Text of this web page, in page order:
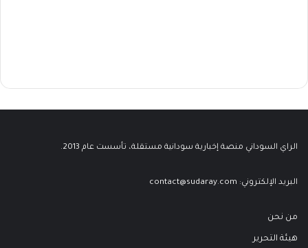
الراي السوداني منصة إخبارية سودانية مستقلة، تأسست عام 2013.
البريد الإلكتروني: contact@sudaray.com
من نحن
هيئة التحرير